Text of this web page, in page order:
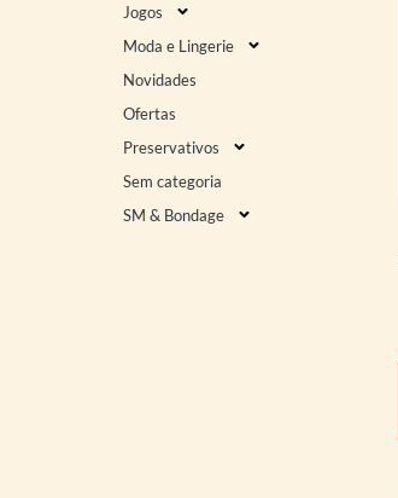
Jogos
Moda e Lingerie
Novidades
Ofertas
Preservativos
Sem categoria
SM & Bondage